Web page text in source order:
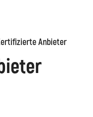
AnbieterMuseum